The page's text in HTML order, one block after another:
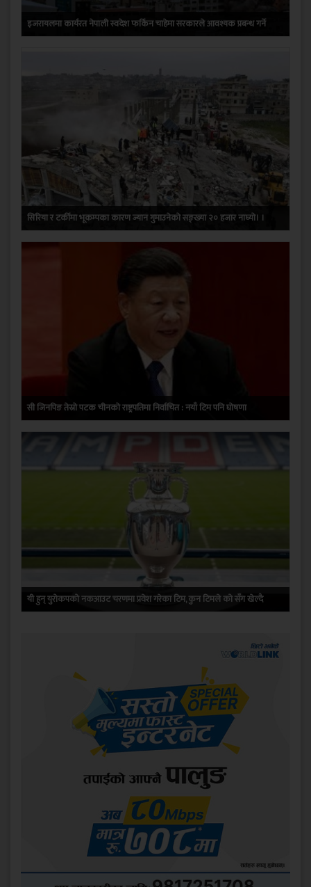
इजरायलमा कार्यरत नेपाली स्वदेश फर्किन चाहेमा सरकारले आवश्यक प्रबन्ध गर्ने
सिरिया र टर्कीमा भूकम्पका कारण ज्यान गुमाउनेको सङ्ख्या २० हजार नाघ्यो। ।
सी जिनपिङ तेस्रो पटक चीनको राष्ट्रपतिमा निर्वाचित : नयाँ टिम पनि घोषणा
यी हुन् युरोकपको नकआउट चरणमा प्रवेश गरेका टिम, कुन टिमले को सँग खेल्दै